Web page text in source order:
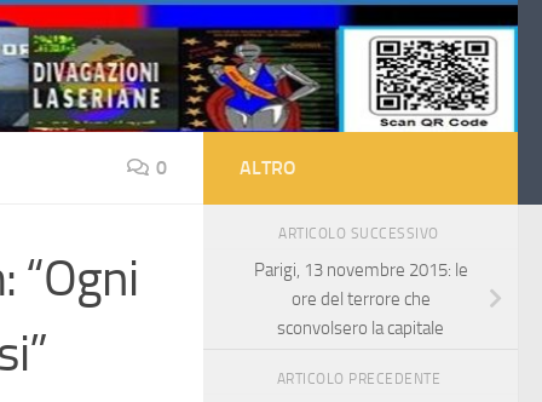
0
“Ogni
ALTRO
ARTICOLO SUCCESSIVO
Parigi, 13 novembre 2015: le
ore del terrore che
sconvolsero la capitale
ARTICOLO PRECEDENTE